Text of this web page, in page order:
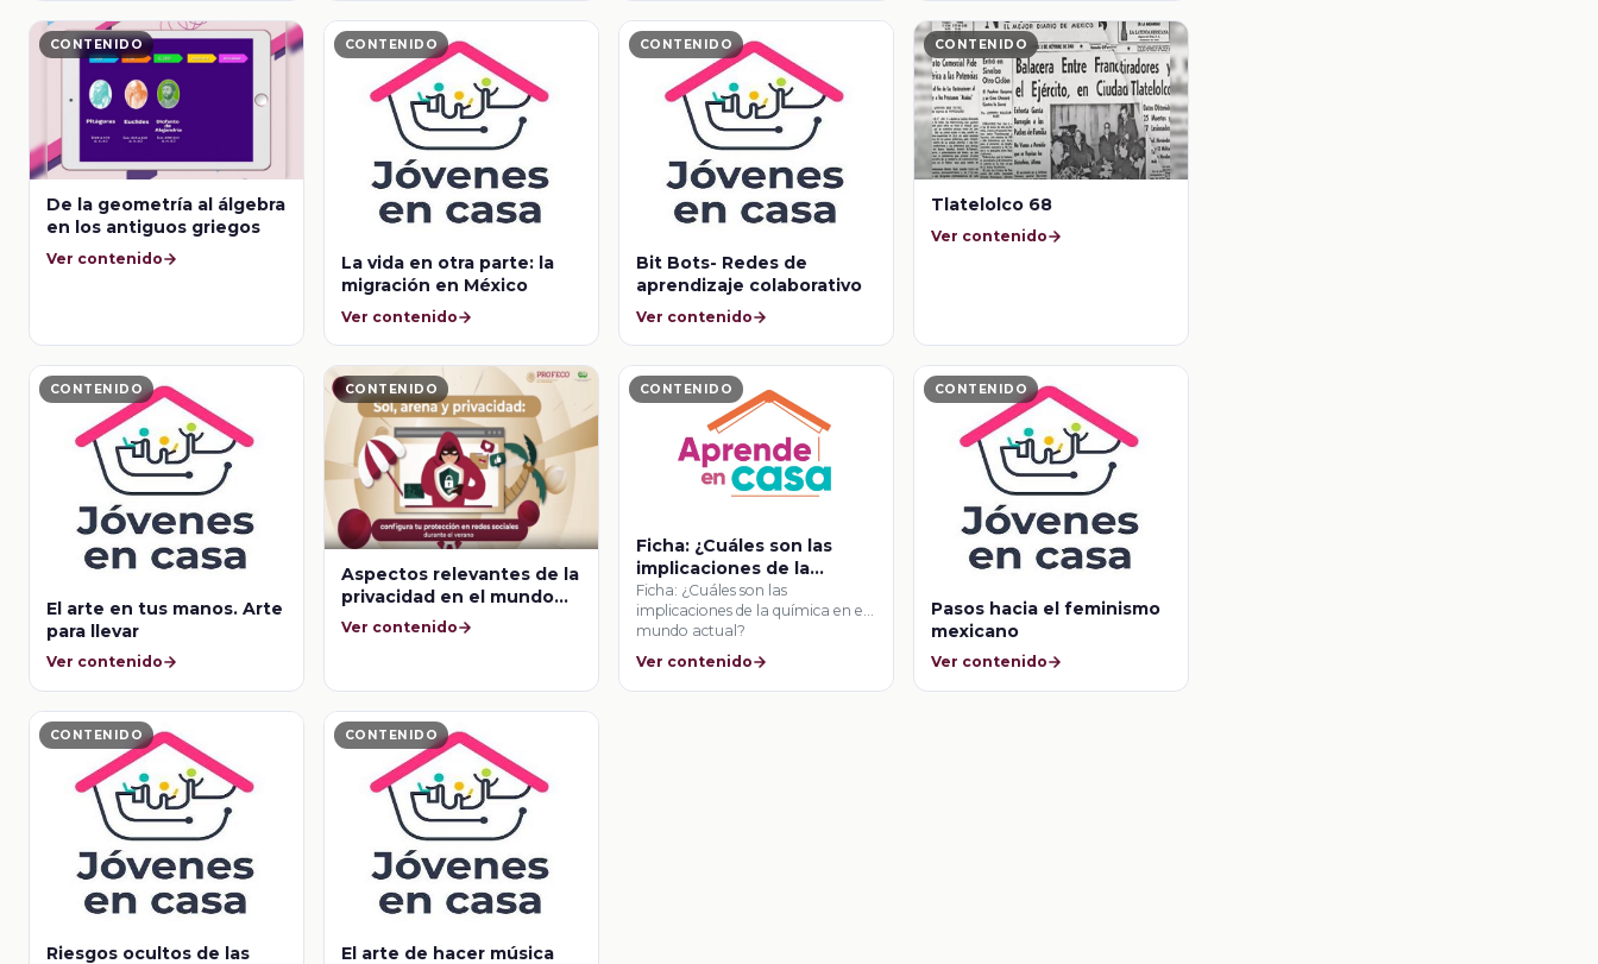
CONTENIDO
De la geometría al álgebra
en los antiguos griegos
Ver contenido
CONTENIDO
La vida en otra parte: la
migración en México
Ver contenido
CONTENIDO
Bit Bots- Redes de
aprendizaje colaborativo
Ver contenido
CONTENIDO
Tlatelolco 68
Ver contenido
CONTENIDO
El arte en tus manos. Arte
para llevar
Ver contenido
CONTENIDO
Aspectos relevantes de la
privacidad en el mundo
digital
Ver contenido
CONTENIDO
Ficha: ¿Cuáles son las
implicaciones de la
química en el mundo
actual?
Ficha: ¿Cuáles son las
implicaciones de la química en el
mundo actual?
Ver contenido
CONTENIDO
Pasos hacia el feminismo
mexicano
Ver contenido
CONTENIDO
Riesgos ocultos de las
CONTENIDO
El arte de hacer música